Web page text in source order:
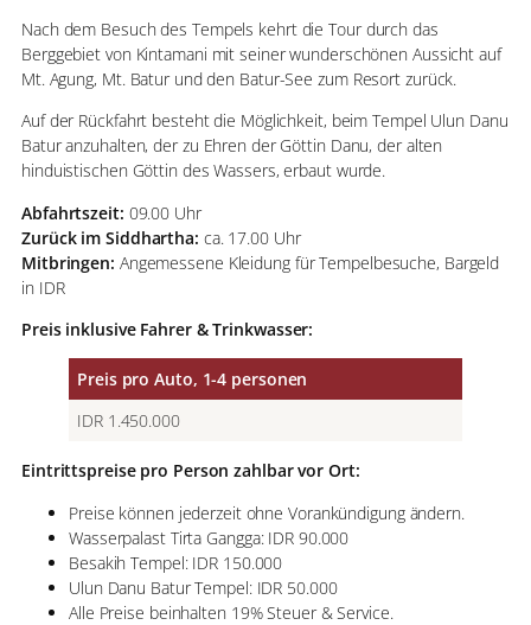
Nach dem Besuch des Tempels kehrt die Tour durch das
Berggebiet von Kintamani mit seiner wunderschönen Aussicht auf
Mt. Agung, Mt. Batur und den Batur-See zum Resort zurück.
Auf der Rückfahrt besteht die Möglichkeit, beim Tempel Ulun Danu
Batur anzuhalten, der zu Ehren der Göttin Danu, der alten
hinduistischen Göttin des Wassers, erbaut wurde.
Abfahrtszeit: 09.00 Uhr
Zurück im Siddhartha: ca. 17.00 Uhr
Mitbringen: Angemessene Kleidung für Tempelbesuche, Bargeld
in IDR
Preis inklusive Fahrer & Trinkwasser:
Preis pro Auto, 1-4 personen
IDR 1.450.000
Eintrittspreise pro Person zahlbar vor Ort:
Preise können jederzeit ohne Vorankündigung ändern.
Wasserpalast Tirta Gangga: IDR 90.000
Besakih Tempel: IDR 150.000
Ulun Danu Batur Tempel: IDR 50.000
Alle Preise beinhalten 19% Steuer & Service.